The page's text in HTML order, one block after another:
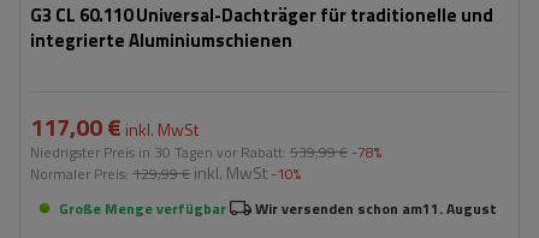
G3 CL 60.110 Universal-Dachträger für traditionelle und
integrierte Aluminiumschienen
117,00 € inkl. MwSt
Niedrigster Preis in 30 Tagen vor Rabatt: 539,99 € -78%
Normaler Preis: 129,99 € inkl. MwSt -10%
Große Menge verfügbar
Wir versenden schon am11. August